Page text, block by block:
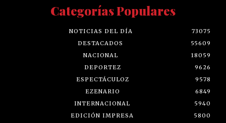
Categorías Populares
NOTICIAS DEL DÍA
73075
DESTACADOS
55609
NACIONAL
18059
DEPORTEZ
9626
ESPECTÁCULOZ
9578
EZENARIO
6849
INTERNACIONAL
5940
EDICIÓN IMPRESA
5800